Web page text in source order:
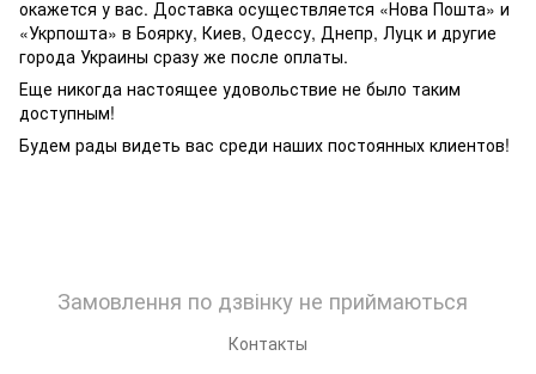
окажется у вас. Доставка осуществляется «Нова Пошта» и
«Укрпошта» в Боярку, Киев, Одессу, Днепр, Луцк и другие
города Украины сразу же после оплаты.
Еще никогда настоящее удовольствие не было таким
доступным!
Будем рады видеть вас среди наших постоянных клиентов!
Замовлення по дзвінку не приймаються
Контакты